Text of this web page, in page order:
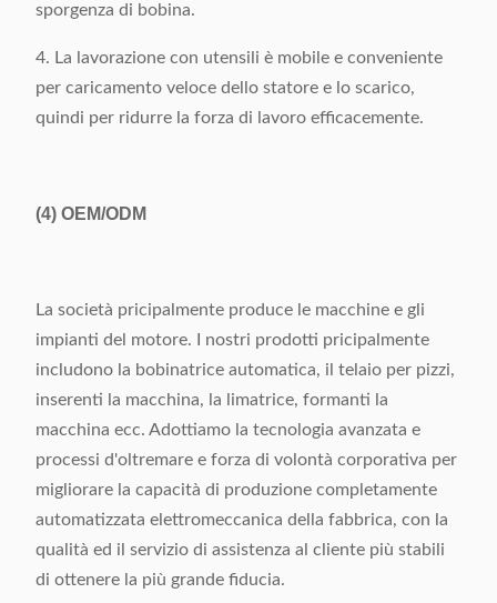
sporgenza di bobina.
4. La lavorazione con utensili è mobile e conveniente
per caricamento veloce dello statore e lo scarico,
quindi per ridurre la forza di lavoro efficacemente.
(4) OEM/ODM
La società pricipalmente produce le macchine e gli
impianti del motore. I nostri prodotti pricipalmente
includono la bobinatrice automatica, il telaio per pizzi,
inserenti la macchina, la limatrice, formanti la
macchina ecc. Adottiamo la tecnologia avanzata e
processi d'oltremare e forza di volontà corporativa per
migliorare la capacità di produzione completamente
automatizzata elettromeccanica della fabbrica, con la
qualità ed il servizio di assistenza al cliente più stabili
di ottenere la più grande fiducia.